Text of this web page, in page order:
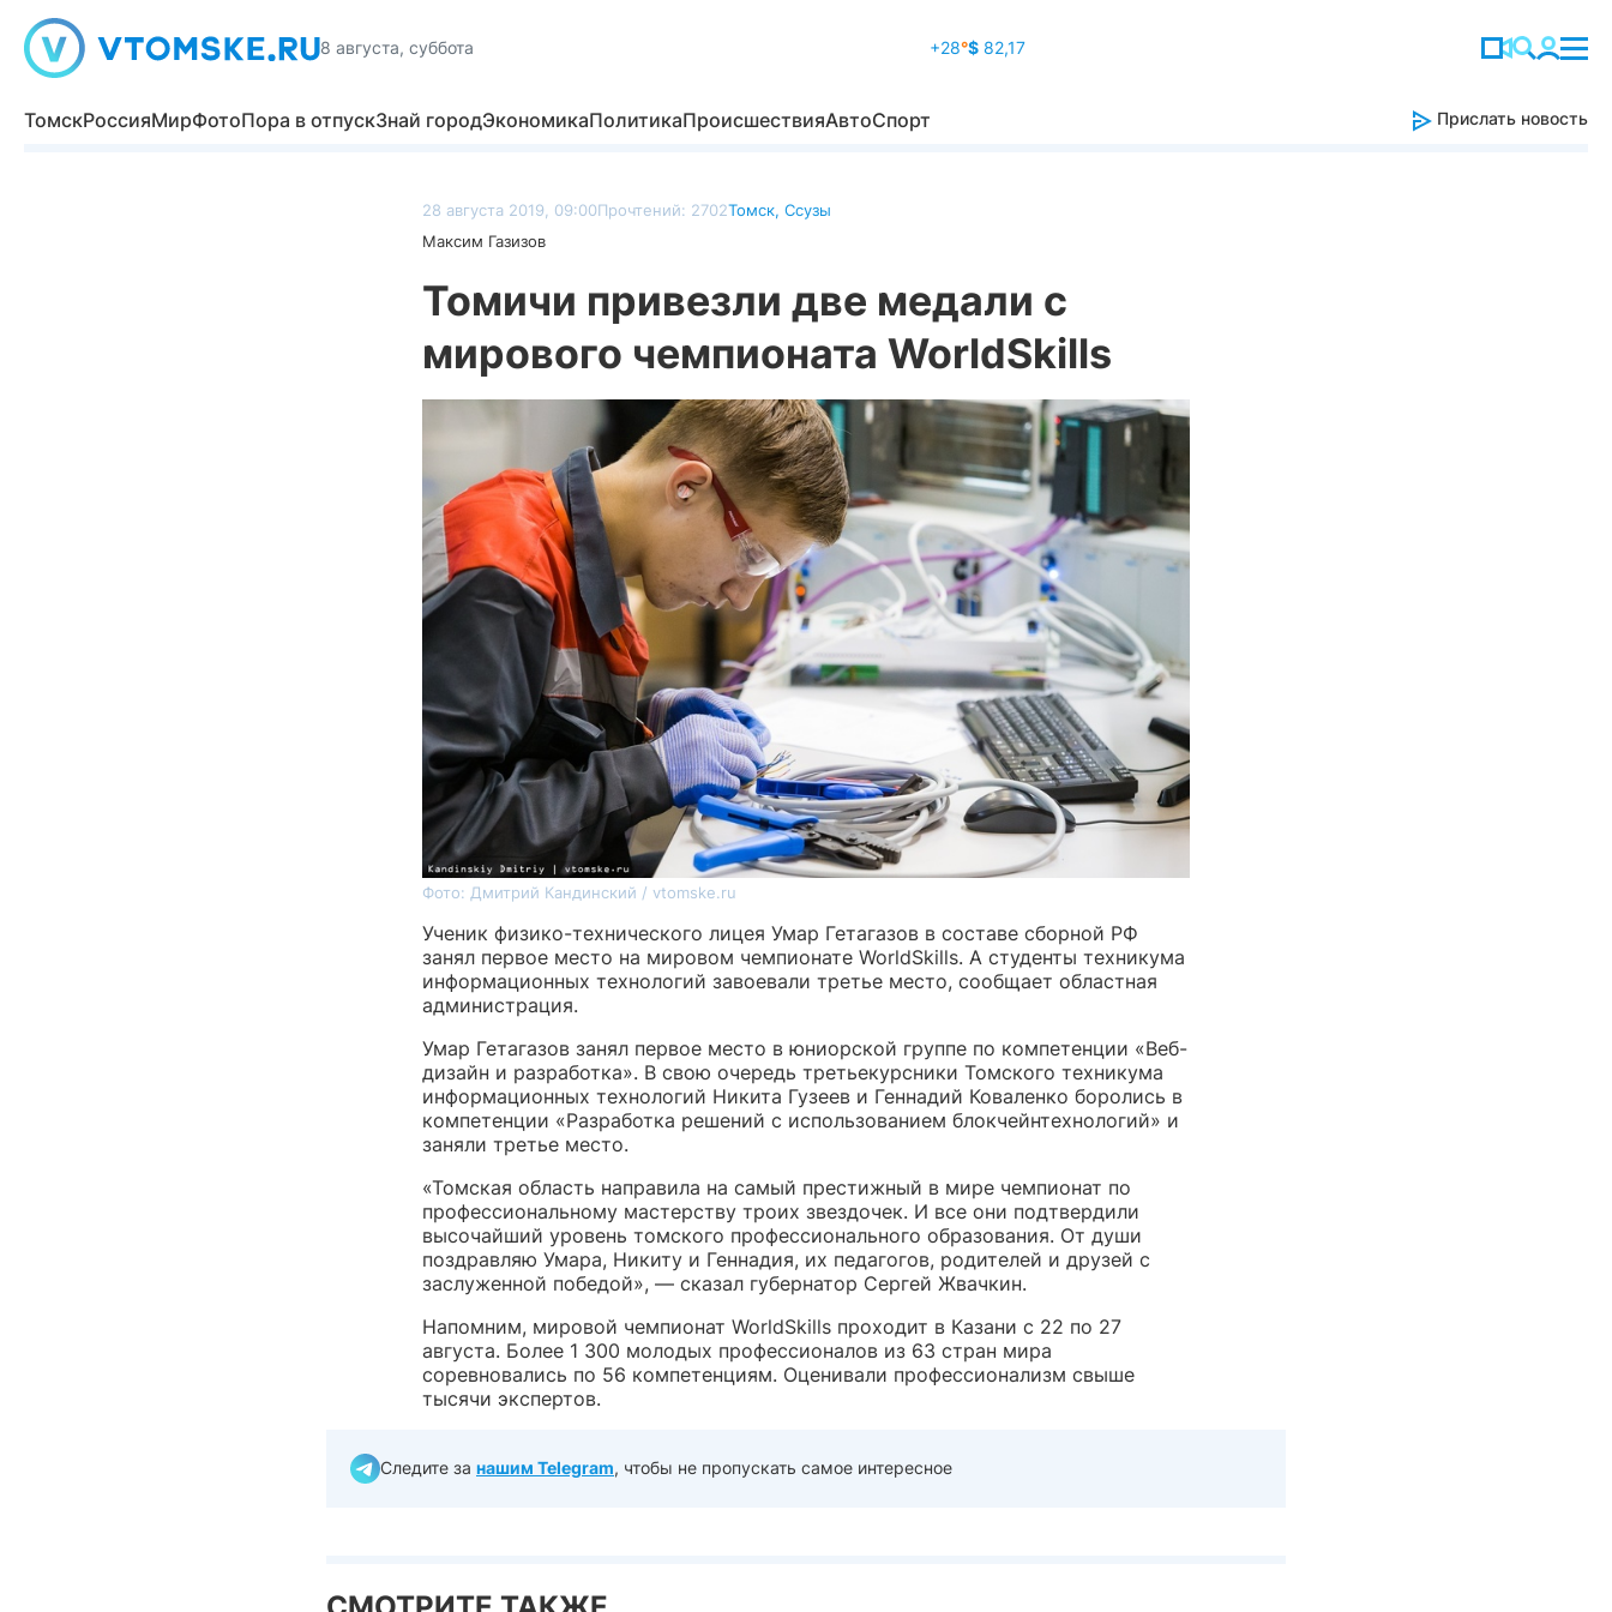
8 августа, суббота +28°$ 82,17
ТомскРоссияМирФотоПора в отпускЗнай городЭкономикаПолитикаПроисшествияАвтоСпорт Прислать новость
28 августа 2019, 09:00Прочтений: 2702Томск, Ссузы
Максим Газизов
Томичи привезли две медали с
мирового чемпионата WorldSkills
Фото: Дмитрий Кандинский / vtomske.ru
Ученик физико-технического лицея Умар Гетагазов в составе сборной РФ
занял первое место на мировом чемпионате WorldSkills. А студенты техникума
информационных технологий завоевали третье место, сообщает областная
администрация.
Умар Гетагазов занял первое место в юниорской группе по компетенции «Веб-
дизайн и разработка». В свою очередь третьекурсники Томского техникума
информационных технологий Никита Гузеев и Геннадий Коваленко боролись в
компетенции «Разработка решений с использованием блокчейнтехнологий» и
заняли третье место.
«Томская область направила на самый престижный в мире чемпионат по
профессиональному мастерству троих звездочек. И все они подтвердили
высочайший уровень томского профессионального образования. От души
поздравляю Умара, Никиту и Геннадия, их педагогов, родителей и друзей с
заслуженной победой», — сказал губернатор Сергей Жвачкин.
Напомним, мировой чемпионат WorldSkills проходит в Казани с 22 по 27
августа. Более 1 300 молодых профессионалов из 63 стран мира
соревновались по 56 компетенциям. Оценивали профессионализм свыше
тысячи экспертов.
Следите за нашим Telegram, чтобы не пропускать самое интересное